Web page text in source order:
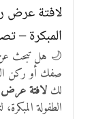
لافتة عرض
المبكرة –
🌙 هل تبحث عن
صفك أو ركن
لك لافتة
الطفولة